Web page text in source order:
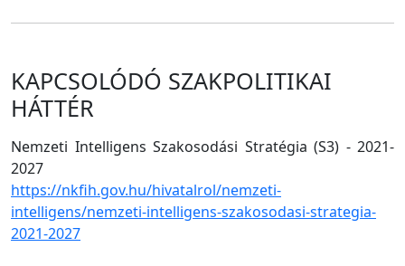
KAPCSOLÓDÓ SZAKPOLITIKAI
HÁTTÉR
Nemzeti Intelligens Szakosodási Stratégia (S3) - 2021-
2027
https://nkfih.gov.hu/hivatalrol/nemzeti-
intelligens/nemzeti-intelligens-szakosodasi-strategia-
2021-2027